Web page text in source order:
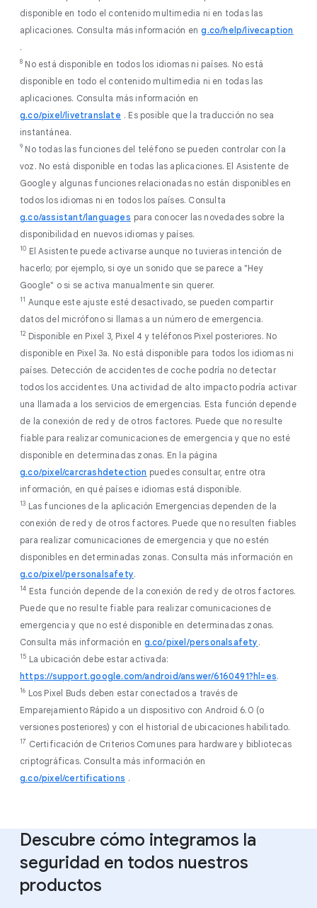
disponible en todo el contenido multimedia ni en todas las
aplicaciones. Consulta más información en g.co/help/livecaption
.
8 No está disponible en todos los idiomas ni países. No está
disponible en todo el contenido multimedia ni en todas las
aplicaciones. Consulta más información en
g.co/pixel/livetranslate . Es posible que la traducción no sea
instantánea.
9 No todas las funciones del teléfono se pueden controlar con la
voz. No está disponible en todas las aplicaciones. El Asistente de
Google y algunas funciones relacionadas no están disponibles en
todos los idiomas ni en todos los países. Consulta
g.co/assistant/languages para conocer las novedades sobre la
disponibilidad en nuevos idiomas y países.
10 El Asistente puede activarse aunque no tuvieras intención de
hacerlo; por ejemplo, si oye un sonido que se parece a "Hey
Google" o si se activa manualmente sin querer.
11 Aunque este ajuste esté desactivado, se pueden compartir
datos del micrófono si llamas a un número de emergencia.
12 Disponible en Pixel 3, Pixel 4 y teléfonos Pixel posteriores. No
disponible en Pixel 3a. No está disponible para todos los idiomas ni
países. Detección de accidentes de coche podría no detectar
todos los accidentes. Una actividad de alto impacto podría activar
una llamada a los servicios de emergencias. Esta función depende
de la conexión de red y de otros factores. Puede que no resulte
fiable para realizar comunicaciones de emergencia y que no esté
disponible en determinadas zonas. En la página
g.co/pixel/carcrashdetection puedes consultar, entre otra
información, en qué países e idiomas está disponible.
13 Las funciones de la aplicación Emergencias dependen de la
conexión de red y de otros factores. Puede que no resulten fiables
para realizar comunicaciones de emergencia y que no estén
disponibles en determinadas zonas. Consulta más información en
g.co/pixel/personalsafety.
14 Esta función depende de la conexión de red y de otros factores.
Puede que no resulte fiable para realizar comunicaciones de
emergencia y que no esté disponible en determinadas zonas.
Consulta más información en g.co/pixel/personalsafety .
15 La ubicación debe estar activada:
https://support.google.com/android/answer/6160491?hl=es.
16 Los Pixel Buds deben estar conectados a través de
Emparejamiento Rápido a un dispositivo con Android 6.0 (o
versiones posteriores) y con el historial de ubicaciones habilitado.
17 Certificación de Criterios Comunes para hardware y bibliotecas
criptográficas. Consulta más información en
g.co/pixel/certifications .
Descubre cómo integramos la
seguridad en todos nuestros
productos